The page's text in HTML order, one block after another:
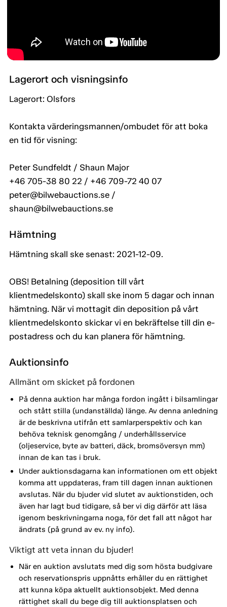
Lagerort och visningsinfo
Lagerort: Olsfors
Kontakta värderingsmannen/ombudet för att boka
en tid för visning:
Peter Sundfeldt / Shaun Major
+46 705-38 80 22 / +46 709-72 40 07
peter@bilwebauctions.se /
shaun@bilwebauctions.se
Hämtning
Hämtning skall ske senast: 2021-12-09.
OBS! Betalning (deposition till vårt
klientmedelskonto) skall ske inom 5 dagar och innan
hämtning. När vi mottagit din deposition på vårt
klientmedelskonto skickar vi en bekräftelse till din e-
postadress och du kan planera för hämtning.
Auktionsinfo
Allmänt om skicket på fordonen
På denna auktion har många fordon ingått i bilsamlingar
och stått stilla (undanställda) länge. Av denna anledning
är de beskrivna utifrån ett samlarperspektiv och kan
behöva teknisk genomgång / underhållsservice
(oljeservice, byte av batteri, däck, bromsöversyn mm)
innan de kan tas i bruk.
Under auktionsdagarna kan informationen om ett objekt
komma att uppdateras, fram till dagen innan auktionen
avslutas. När du bjuder vid slutet av auktionstiden, och
även har lagt bud tidigare, så ber vi dig därför att läsa
igenom beskrivningarna noga, för det fall att något har
ändrats (på grund av ev. ny info).
Viktigt att veta innan du bjuder!
När en auktion avslutats med dig som hösta budgivare
och reservationspris uppnåtts erhåller du en rättighet
att kunna köpa aktuellt auktionsobjekt. Med denna
rättighet skall du bege dig till auktionsplatsen och